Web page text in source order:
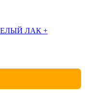
БЕЛЫЙ ЛАК +